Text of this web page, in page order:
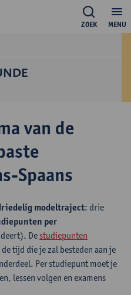
MENU
ZOEK
van de
Spaans
modeltraject: drie
per
De studiepunten
tijd die je zal besteden aan je
Per studiepunt moet je
lessen volgen en examens